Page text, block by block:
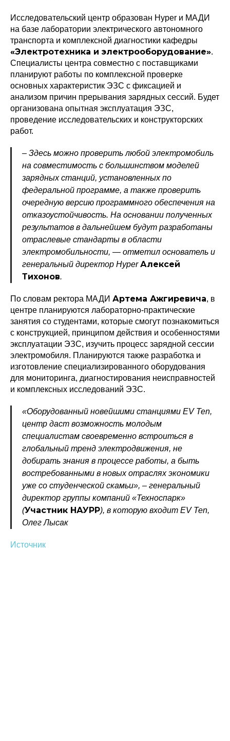
Исследовательский центр образован Hyper и МАДИ
на базе лаборатории электрического автономного
транспорта и комплексной диагностики кафедры
«Электротехника и электрооборудование».
Специалисты центра совместно с поставщиками
планируют работы по комплексной проверке
основных характеристик ЭЗС с фиксацией и
анализом причин прерывания зарядных сессий. Будет
организована опытная эксплуатация ЭЗС,
проведение исследовательских и конструкторских
работ.
– Здесь можно проверить любой электромобиль
на совместимость с большинством моделей
зарядных станций, установленных по
федеральной программе, а также проверить
очередную версию программного обеспечения на
отказоустойчивость. На основании полученных
результатов в дальнейшем будут разработаны
отраслевые стандарты в области
электромобильности, — отметил основатель и
генеральный директор HyperАлексей
Тихонов.
По словам ректора МАДИ Артема Ажгиревича, в
центре планируются лабораторно-практические
занятия со студентами, которые смогут познакомиться
с конструкцией, принципом действия и особенностями
эксплуатации ЭЗС, изучить процесс зарядной сессии
электромобиля. Планируются также разработка и
изготовление специализированного оборудования
для мониторинга, диагностирования неисправностей
и комплексных исследований ЭЗС.
«Оборудованный новейшими станциями EV Ten,
центр даст возможность молодым
специалистам своевременно встроиться в
глобальный тренд электродвижения, не
добирать знания в процессе работы, а быть
востребованными в новых отраслях экономики
уже со студенческой скамьи», – генеральный
директор группы компаний «Техноспарк»
(Участник НАУРР), в которую входит EV Ten,
Олег Лысак
Источник
© 2015-2026 НАУРР. Все права защищены. При использовании материалов
ссылка на ROBOTUNION.RU — обязательна
Политика конфиденциальности
© 2015-2026 НАУРР. Все права защищены.